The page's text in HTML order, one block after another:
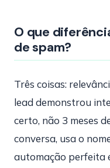
O que
de spam?
Três coisas:
lead demonstrou
certo, não 3 meses
conversa, usa o
automação perfeita